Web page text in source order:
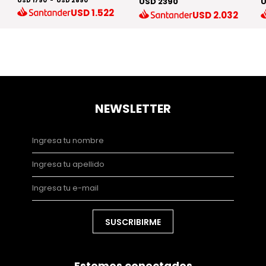
USD1.522 USD2.032
NEWSLETTER
SUSCRIBIRME